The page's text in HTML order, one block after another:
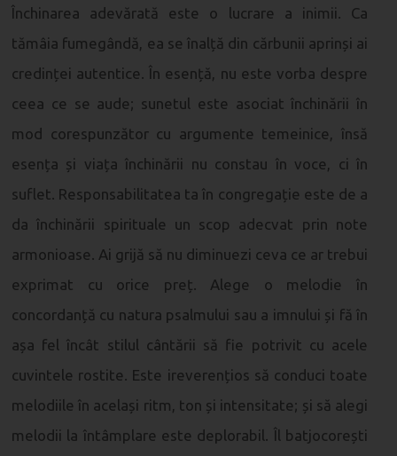
Închinarea adevărată este o lucrare a inimii. Ca
tămâia fumegândă, ea se înalță din cărbunii aprinși ai
credinței autentice. În esență, nu este vorba despre
ceea ce se aude; sunetul este asociat închinării în
mod corespunzător cu argumente temeinice, însă
esența și viața închinării nu constau în voce, ci în
suflet. Responsabilitatea ta în congregație este de a
da închinării spirituale un scop adecvat prin note
armonioase. Ai grijă să nu diminuezi ceva ce ar trebui
exprimat cu orice preț. Alege o melodie în
concordanță cu natura psalmului sau a imnului și fă în
așa fel încât stilul cântării să fie potrivit cu acele
cuvintele rostite. Este ireverențios să conduci toate
melodiile în același ritm, ton și intensitate; și să alegi
melodii la întâmplare este deplorabil. Îl batjocorești